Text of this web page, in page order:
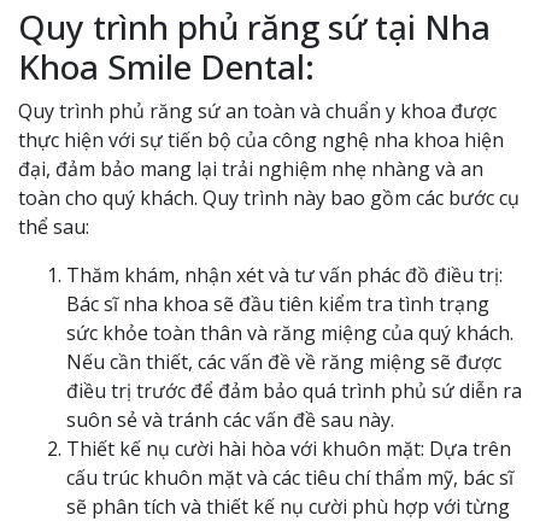
Quy trình phủ răng sứ tại Nha
Khoa Smile Dental:
Quy trình phủ răng sứ an toàn và chuẩn y khoa được
thực hiện với sự tiến bộ của công nghệ nha khoa hiện
đại, đảm bảo mang lại trải nghiệm nhẹ nhàng và an
toàn cho quý khách. Quy trình này bao gồm các bước cụ
thể sau:
Thăm khám, nhận xét và tư vấn phác đồ điều trị:
Bác sĩ nha khoa sẽ đầu tiên kiểm tra tình trạng
sức khỏe toàn thân và răng miệng của quý khách.
Nếu cần thiết, các vấn đề về răng miệng sẽ được
điều trị trước để đảm bảo quá trình phủ sứ diễn ra
suôn sẻ và tránh các vấn đề sau này.
Thiết kế nụ cười hài hòa với khuôn mặt: Dựa trên
cấu trúc khuôn mặt và các tiêu chí thẩm mỹ, bác sĩ
sẽ phân tích và thiết kế nụ cười phù hợp với từng